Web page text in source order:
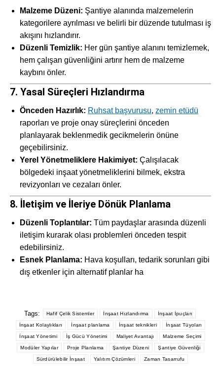
Malzeme Düzeni: Şantiye alanında malzemelerin
kategorilere ayrılması ve belirli bir düzende tutulması iş
akışını hızlandırır.
Düzenli Temizlik: Her gün şantiye alanını temizlemek,
hem çalışan güvenliğini artırır hem de malzeme
kaybını önler.
7. Yasal Süreçleri Hızlandırma
Önceden Hazırlık: Ruhsat başvurusu, zemin etüdü
raporları ve proje onay süreçlerini önceden
planlayarak beklenmedik gecikmelerin önüne
geçebilirsiniz.
Yerel Yönetmeliklere Hakimiyet: Çalışılacak
bölgedeki inşaat yönetmeliklerini bilmek, ekstra
revizyonları ve cezaları önler.
8. İletişim ve İleriye Dönük Planlama
Düzenli Toplantılar: Tüm paydaşlar arasında düzenli
iletişim kurarak olası problemleri önceden tespit
edebilirsiniz.
Esnek Planlama: Hava koşulları, tedarik sorunları gibi
dış etkenler için alternatif planlar ha
Tags: Hafif Çelik Sistemler İnşaat Hızlandırma İnşaat İpuçları
İnşaat Kolaylıkları İnşaat planlama İnşaat teknikleri İnşaat Tüyoları
İnşaat Yönetimi İş Gücü Yönetimi Maliyet Avantajı Malzeme Seçimi
Modüler Yapılar Proje Planlama Şantiye Düzeni Şantiye Güvenliği
Sürdürülebilir İnşaat Yalıtım Çözümleri Zaman Tasarrufu